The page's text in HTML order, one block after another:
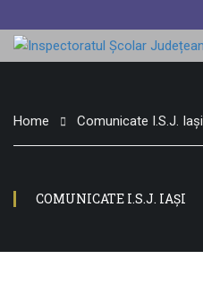
Home Comunicate I.S.J. Iași
COMUNICATE I.S.J. IAȘI